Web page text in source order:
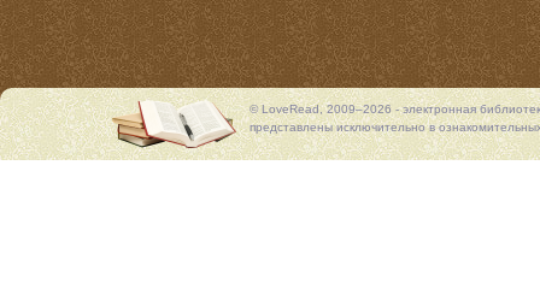
© LoveRead, 2009–2026 - электронная
представлены исключительно в